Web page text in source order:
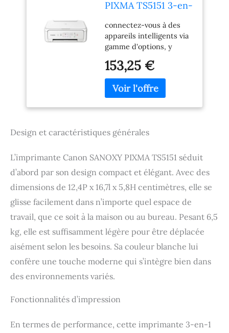
PIXMA TS5151 3-en-
Blanc
connectez-vous à des
appareils intelligents via
gamme d'options, y
compris bluetooth pour
faciliter l'impression wi-
fi et de numérisation via
canon application print
Capacité de stockage de
la mémoire: 64 MB Plate-
2.0
153,25 €
Design et caractéristiques générales
L’imprimante Canon SANOXY PIXMA TS5151 séduit
d’abord par son design compact et élégant. Avec des
dimensions de 12,4P x 16,7l x 5,8H centimètres, elle se
glisse facilement dans n’importe quel espace de
travail, que ce soit à la maison ou au bureau. Pesant 6,5
kg, elle est suffisamment légère pour être déplacée
aisément selon les besoins. Sa couleur blanche lui
confère une touche moderne qui s’intègre bien dans
des environnements variés.
Fonctionnalités d’impression
En termes de performance, cette imprimante 3-en-1